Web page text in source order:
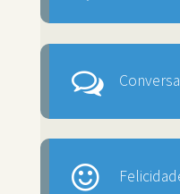
Conversa